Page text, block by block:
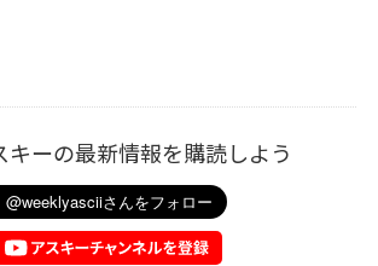
キーの最新情報を購読しよう